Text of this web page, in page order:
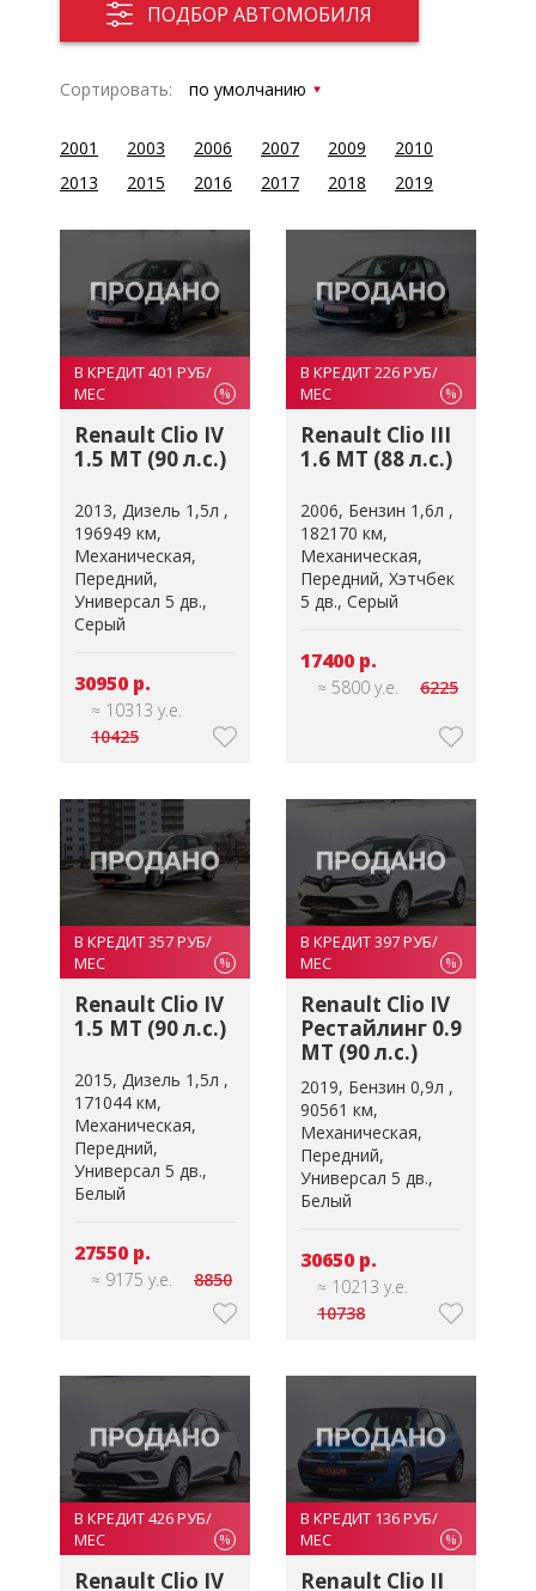
ПОДБОР АВТОМОБИЛЯ
Сортировать:
2001 2003 2006 2007 2009
2010
2013
2015 2016 2017 2018 2019
В КРЕДИТ 401 РУБ/
МЕС
%
Renault Clio IV
1.5 MT (90 л.с.)
2013 Дизель 1,5л
196949 км
Механическая
Передний
Универсал 5 дв.
Серый
30950 р.
≈ 10313 у.е.
10425
В КРЕДИТ 226 РУБ/
МЕС
%
Renault Clio III
1.6 MT (88 л.с.)
2006 Бензин 1,6л
182170 км
Механическая
Передний Хэтчбек
5 дв. Серый
17400 р.
≈ 5800 у.е. 6225
В КРЕДИТ 357 РУБ/
МЕС
%
Renault Clio IV
1.5 MT (90 л.с.)
2015 Дизель 1,5л
171044 км
Механическая
Передний
Универсал 5 дв.
Белый
27550 р.
≈ 9175 у.е. 8850
В КРЕДИТ 397 РУБ/
МЕС
%
Renault Clio IV
Рестайлинг 0.9
MT (90 л.с.)
2019 Бензин 0,9л
90561 км
Механическая
Передний
Универсал 5 дв.
Белый
30650 р.
≈ 10213 у.е.
10738
В КРЕДИТ 426 РУБ/
МЕС
%
Renault Clio IV
В КРЕДИТ 136 РУБ/
МЕС
%
Renault Clio II